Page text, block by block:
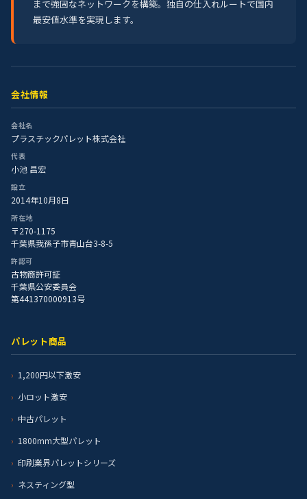
まで強固なネットワークを構築。独自の仕入れルートで国内
最安値水準を実現します。
会社情報
会社名
プラスチックパレット株式会社
代表
小池 昌宏
設立
2014年10月8日
所在地
〒270-1175
千葉県我孫子市青山台3-8-5
許認可
古物商許可証
千葉県公安委員会
第441370000913号
パレット商品
1,200円以下激安
小ロット激安
中古パレット
1800mm大型パレット
印刷業界パレットシリーズ
ネスティング型